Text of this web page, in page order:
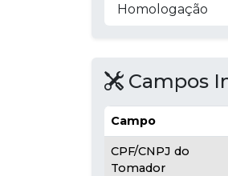
Homologação
Campos
Campo
CPF/CNPJ do
Tomador